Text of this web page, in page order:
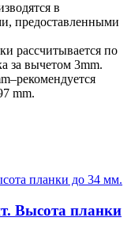
в
предоставленными
рассчитывается по
за вычетом 3mm.
mm.
Высота планки